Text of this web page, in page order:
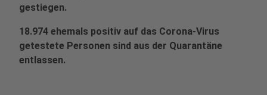
gestiegen.
18.974 ehemals positiv auf das Corona-Virus
getestete Personen sind aus der Quarantäne
entlassen.